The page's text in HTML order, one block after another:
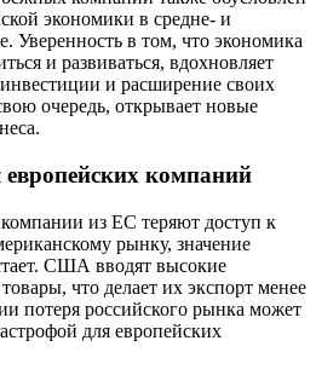
экономики в средне- и
Уверенность в том, что экономика
и развиваться, вдохновляет
и расширение своих
очередь, открывает новые
европейских компаний
из ЕС теряют доступ к
рынку, значение
США вводят высокие
что делает их экспорт менее
потеря российского рынка может
для европейских